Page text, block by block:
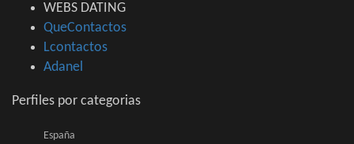
WEBS DATING
QueContactos
Lcontactos
Adanel
Perfiles por categorias
España